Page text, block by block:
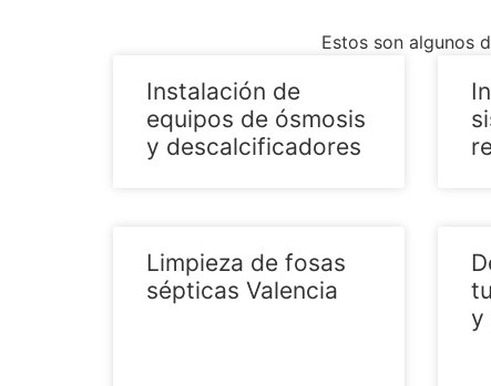
Estos son algunos
Instalación de
equipos de ósmosis
y descalcificadores
Limpieza de fosas
sépticas Valencia
y